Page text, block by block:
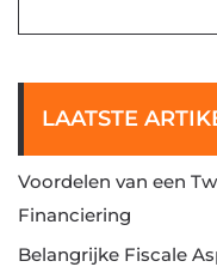
LAATSTE
Voordelen van een
Financiering
Belangrijke Fiscale